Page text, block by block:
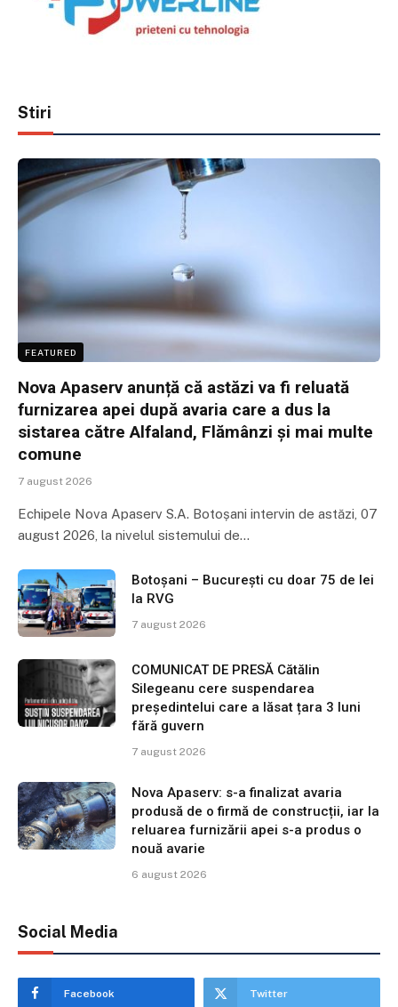
Stiri
FEATURED
Nova Apaserv anunță că astăzi va fi reluată
furnizarea apei după avaria care a dus la
sistarea către Alfaland, Flămânzi și mai multe
comune
7 august 2026
Echipele Nova Apaserv S.A. Botoșani intervin de astăzi, 07
august 2026, la nivelul sistemului de…
Botoșani – București cu doar 75 de lei
la RVG
7 august 2026
COMUNICAT DE PRESĂ Cătălin
Silegeanu cere suspendarea
președintelui care a lăsat țara 3 luni
fără guvern
7 august 2026
Nova Apaserv: s-a finalizat avaria
produsă de o firmă de construcții, iar la
reluarea furnizării apei s-a produs o
nouă avarie
6 august 2026
Social Media
Facebook Twitter